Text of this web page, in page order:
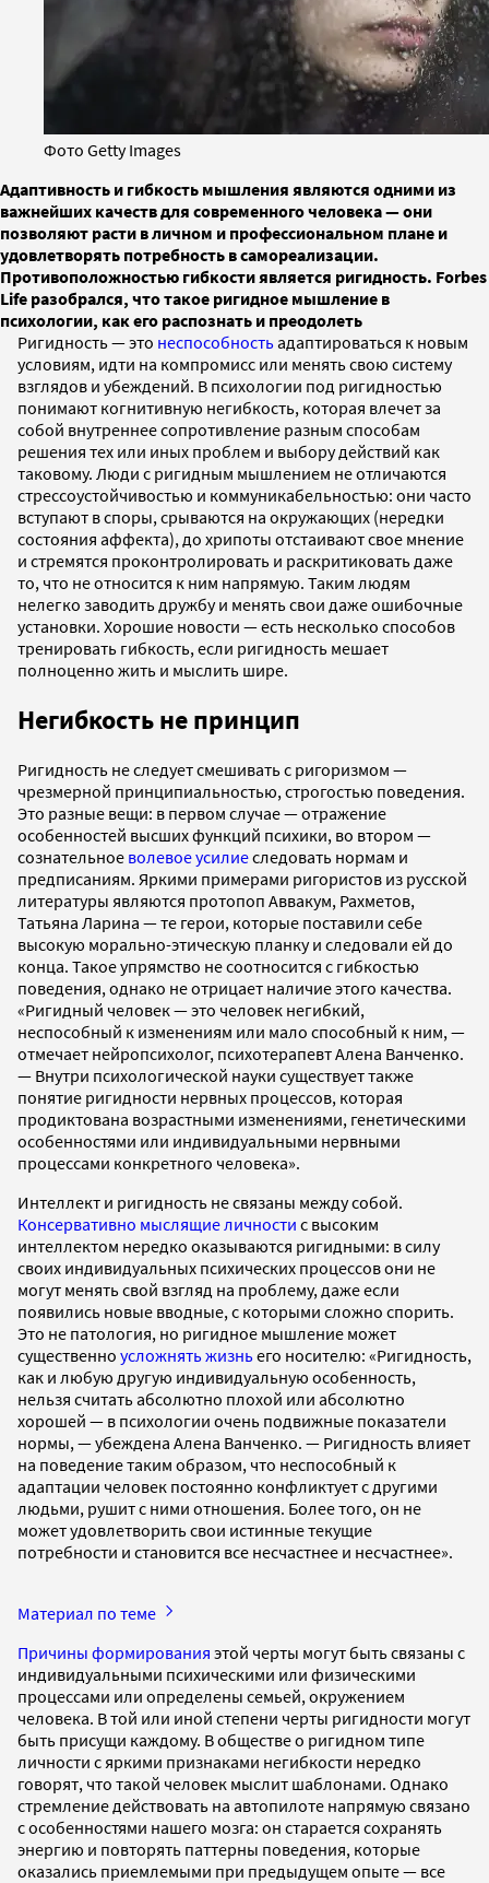
Фото Getty Images
Адаптивность и гибкость мышления являются одними из
важнейших качеств для современного человека — они
позволяют расти в личном и профессиональном плане и
удовлетворять потребность в самореализации.
Противоположностью гибкости является ригидность. Forbes
Life разобрался, что такое ригидное мышление в
психологии, как его распознать и преодолеть
Ригидность — это неспособностьадаптироваться к новым
условиям, идти на компромисс или менять свою систему
взглядов и убеждений. В психологии под ригидностью
понимают когнитивную негибкость, которая влечет за
собой внутреннее сопротивление разным способам
решения тех или иных проблем и выбору действий как
таковому. Люди с ригидным мышлением не отличаются
стрессоустойчивостью и коммуникабельностью: они часто
вступают в споры, срываются на окружающих (нередки
состояния аффекта), до хрипоты отстаивают свое мнение
и стремятся проконтролировать и раскритиковать даже
то, что не относится к ним напрямую. Таким людям
нелегко заводить дружбу и менять свои даже ошибочные
установки. Хорошие новости — есть несколько способов
тренировать гибкость, если ригидность мешает
полноценно жить и мыслить шире.
Негибкость не принцип
Ригидность не следует смешивать с ригоризмом —
чрезмерной принципиальностью, строгостью поведения.
Это разные вещи: в первом случае — отражение
особенностей высших функций психики, во втором —
сознательное волевое усилиеследовать нормам и
предписаниям. Яркими примерами ригористов из русской
литературы являются протопоп Аввакум, Рахметов,
Татьяна Ларина — те герои, которые поставили себе
высокую морально-этическую планку и следовали ей до
конца. Такое упрямство не соотносится с гибкостью
поведения, однако не отрицает наличие этого качества.
«Ригидный человек — это человек негибкий,
неспособный к изменениям или мало способный к ним, —
отмечает нейропсихолог, психотерапевт Алена Ванченко.
— Внутри психологической науки существует также
понятие ригидности нервных процессов, которая
продиктована возрастными изменениями, генетическими
особенностями или индивидуальными нервными
процессами конкретного человека».
Интеллект и ригидность не связаны между собой.
Консервативно мыслящие личности с высоким
интеллектом нередко оказываются ригидными: в силу
своих индивидуальных психических процессов они не
могут менять свой взгляд на проблему, даже если
появились новые вводные, с которыми сложно спорить.
Это не патология, но ригидное мышление может
существенно усложнять жизньего носителю: «Ригидность,
как и любую другую индивидуальную особенность,
нельзя считать абсолютно плохой или абсолютно
хорошей — в психологии очень подвижные показатели
нормы, — убеждена Алена Ванченко. — Ригидность влияет
на поведение таким образом, что неспособный к
адаптации человек постоянно конфликтует с другими
людьми, рушит с ними отношения. Более того, он не
может удовлетворить свои истинные текущие
потребности и становится все несчастнее и несчастнее».
Материал по теме
Причины формирования этой черты могут быть связаны с
индивидуальными психическими или физическими
процессами или определены семьей, окружением
человека. В той или иной степени черты ригидности могут
быть присущи каждому. В обществе о ригидном типе
личности с яркими признаками негибкости нередко
говорят, что такой человек мыслит шаблонами. Однако
стремление действовать на автопилоте напрямую связано
с особенностями нашего мозга: он старается сохранять
энергию и повторять паттерны поведения, которые
оказались приемлемыми при предыдущем опыте — все